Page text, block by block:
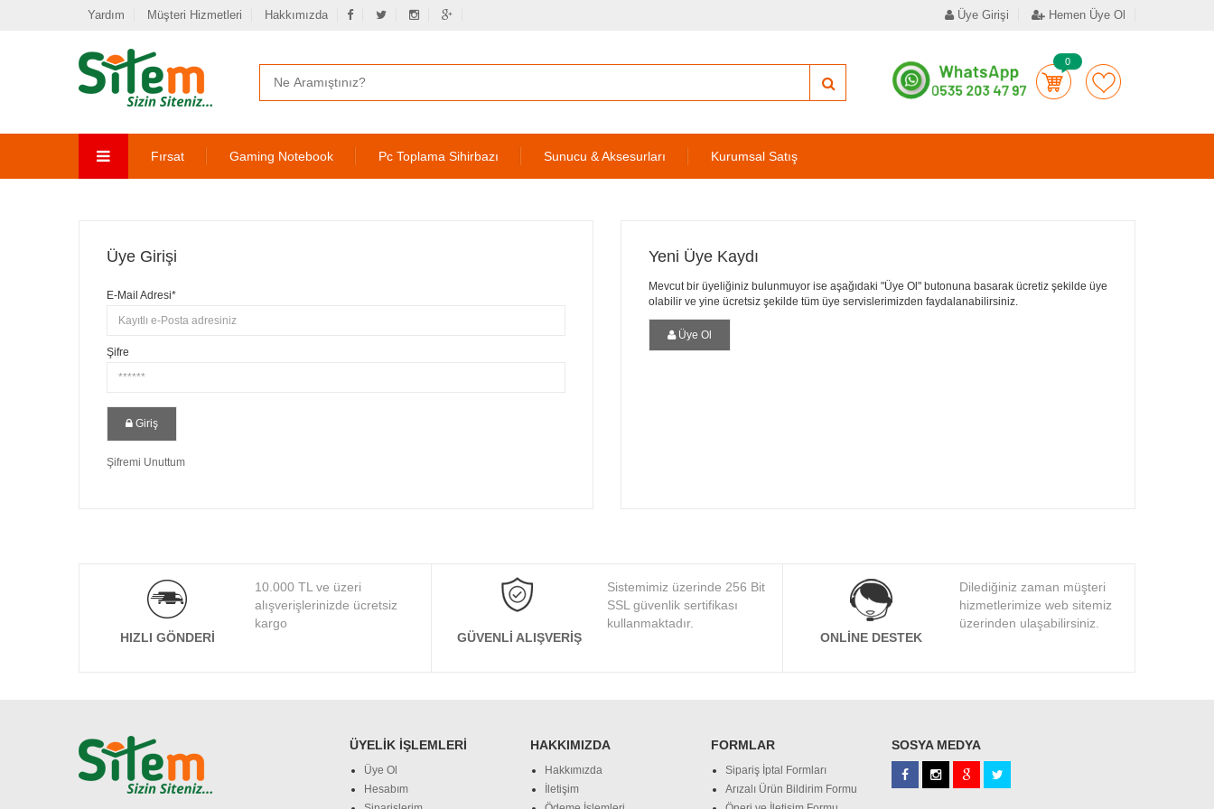
Yardım Müşteri Hizmetleri Hakkımızda Üye Girişi Hemen Üye Ol
0
Fırsat Gaming Notebook Pc Toplama Sihirbazı Sunucu & Aksesurları Kurumsal Satış
Üye Girişi
E-Mail Adresi*
Şifre
Giriş
Şifremi Unuttum
Yeni Üye Kaydı
Mevcut bir üyeliğiniz bulunmuyor ise aşağıdaki "Üye Ol" butonuna basarak ücretiz şekilde üye
olabilir ve yine ücretsiz şekilde tüm üye servislerimizden faydalanabilirsiniz.
Üye Ol
HIZLI GÖNDERI
10.000 TL ve üzeri
alışverişlerinizde ücretsiz
kargo
GÜVENLI ALIŞVERIŞ
Sistemimiz üzerinde 256 Bit
SSL güvenlik sertifikası
kullanmaktadır.
ONLINE DESTEK
Dilediğiniz zaman müşteri
hizmetlerimize web sitemiz
üzerinden ulaşabilirsiniz.
ÜYELIK İŞLEMLERI
Üye Ol
Hesabım
HAKKIMIZDA
Hakkımızda
İletişim
FORMLAR
Sipariş İptal Formları
Arızalı Ürün Bildirim Formu
SOSYA MEDYA